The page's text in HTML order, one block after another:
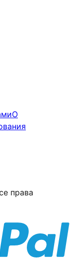
О
права